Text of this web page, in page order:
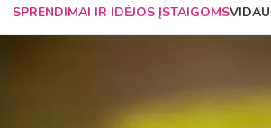
SPRENDIMAI IR IDĖJOS ĮSTAIGOMS
PLAY-MAT guminė korėta